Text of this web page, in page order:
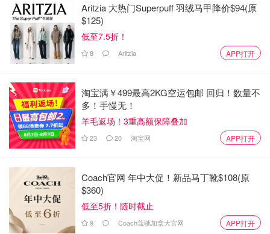
最近发现我平时常爱穿的鞋面还很漂亮，鞋底却磨平了，舍
不得丟，带去修鞋店问了一下，每双要$40美刀，于是买了
这种专业耐磨防滑鞋底和专业粘鞋的胶水Shoe goo， 花了几
个小时补了4双鞋。...
心仪植物怎样找?
如何找到难以寻觅的心仪植物，
全checklist！
Aritzia 大热门Superpuff 羽绒马甲降价$94(原
$125)
低至7.5折！
8 Aritzia APP打开
淘宝满￥499最高2KG空运包邮 回归！数量不
多！手慢无！
羊毛返场！3重高额保障叠加
23 20 淘宝网 APP打开
Coach官网 年中大促！新品马丁靴$108(原
$360)
低至5折！随时截止
9 Coach蔻驰加拿大官网 APP打开